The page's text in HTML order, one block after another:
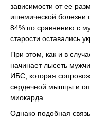
зависимости от ее
ишемической болезни
84% по сравнению с
старости оставались
При этом, как и в
начинает лысеть
ИБС, которая
сердечной мышцы и
миокарда.
Однако подобная